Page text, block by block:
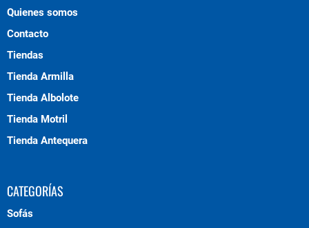
Quienes somos
Contacto
Tiendas
Tienda Armilla
Tienda Albolote
Tienda Motril
Tienda Antequera
CATEGORÍAS
Sofás